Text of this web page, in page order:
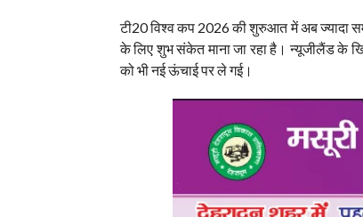
टी20 विश्व कप 2026 की शुरुआत में अब ज्यादा
के लिए शुभ संकेत माना जा रहा है। न्यूजीलैंड के
को भी नई ऊंचाई पर ले गई।